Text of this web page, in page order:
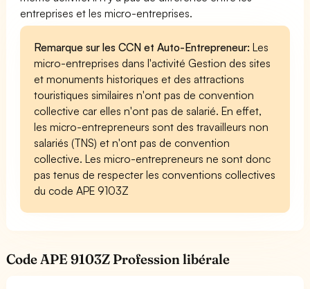
entreprises et les micro-entreprises.
Remarque sur les CCN et Auto-Entrepreneur: Les
micro-entreprises dans l'activité Gestion des sites
et monuments historiques et des attractions
touristiques similaires n'ont pas de convention
collective car elles n'ont pas de salarié. En effet,
les micro-entrepreneurs sont des travailleurs non
salariés (TNS) et n'ont pas de convention
collective. Les micro-entrepreneurs ne sont donc
pas tenus de respecter les conventions collectives
du code APE 9103Z
Code APE 9103Z Profession libérale